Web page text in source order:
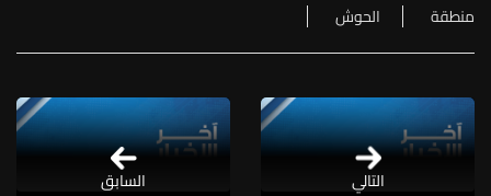
منطقة
الحوش
التالي السابق